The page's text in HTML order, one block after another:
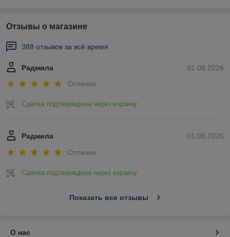
Отзывы о магазине
388 отзывов за всё время
01.08.2026
Радмила
Отлично
Сделка подтверждена через корзину
01.08.2026
Радмила
Отлично
Сделка подтверждена через корзину
Показать все отзывы
О нас